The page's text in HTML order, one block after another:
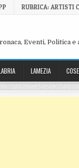
RUBRICA: ARTISTI
Eventi, Politica e
LAMEZIA